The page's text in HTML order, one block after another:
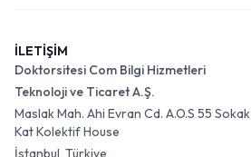
İLETİŞİM
Doktorsitesi Com Bilgi Hizmetleri
Teknoloji ve Ticaret A.Ş.
Maslak Mah. Ahi Evran Cd. A.O.S 55
Kat Kolektif House
İstanbul, Türkiye